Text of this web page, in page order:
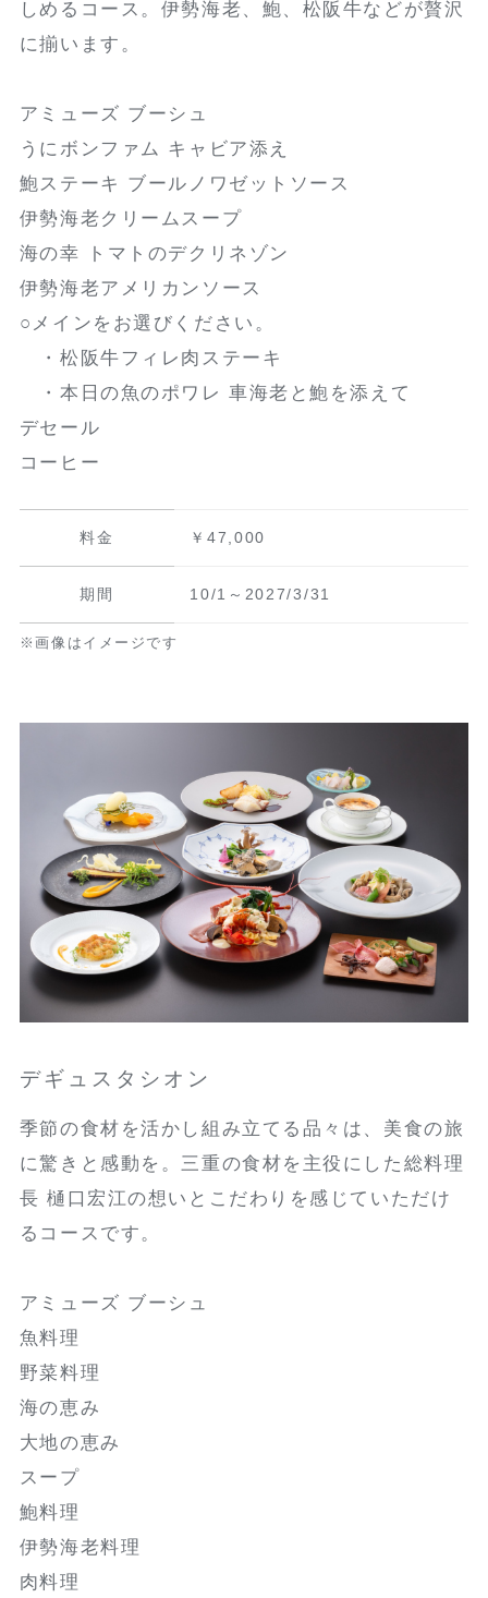
しめるコース。伊勢海老、鮑、松阪牛などが贅沢
に揃います。
アミューズ ブーシュ
うにボンファム キャビア添え
鮑ステーキ ブールノワゼットソース
伊勢海老クリームスープ
海の幸 トマトのデクリネゾン
伊勢海老アメリカンソース
○メインをお選びください。
・松阪牛フィレ肉ステーキ
・本日の魚のポワレ 車海老と鮑を添えて
デセール
コーヒー
料金 ￥47,000
期間 10/1～2027/3/31
※画像はイメージです
デギュスタシオン
季節の食材を活かし組み立てる品々は、美食の旅
に驚きと感動を。三重の食材を主役にした総料理
長 樋口宏江の想いとこだわりを感じていただけ
るコースです。
アミューズ ブーシュ
魚料理
野菜料理
海の恵み
大地の恵み
スープ
鮑料理
伊勢海老料理
肉料理